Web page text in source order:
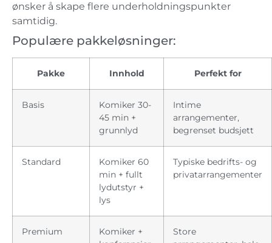
ønsker å skape flere underholdningspunkter
samtidig.
Populære pakkeløsninger:
Pakke Innhold Perfekt for
Basis
Komiker 30-
45 min +
grunnlyd
Intime
arrangementer,
begrenset budsjett
Standard
Komiker 60
min + fullt
lydutstyr +
lys
Typiske bedrifts- og
privatarrangementer
Premium
Komiker +
Store